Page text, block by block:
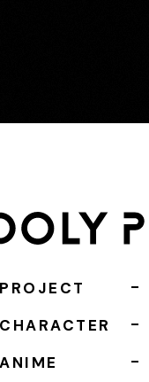
PROJECT
CHARACTER
ANIME